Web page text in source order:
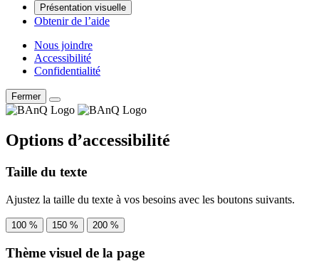
Présentation visuelle
Obtenir de l’aide
Nous joindre
Accessibilité
Confidentialité
Fermer
Options d’accessibilité
Taille du texte
Ajustez la taille du texte à vos besoins avec les boutons suivants.
100 % 150 % 200 %
Thème visuel de la page